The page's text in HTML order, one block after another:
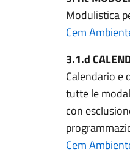
Modulistica
Cem
3.1.d
Calendario e
tutte le
con
Cem